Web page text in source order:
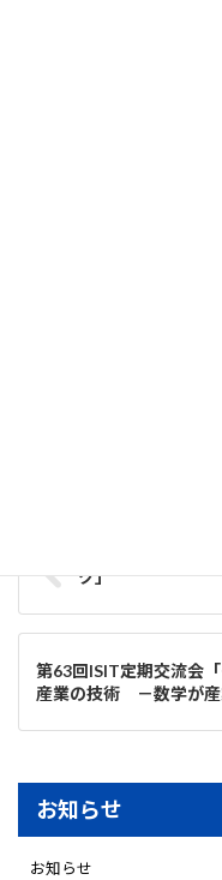
ク」
第63回ISIT定期交流会
産業の技術 －数学が産
お知らせ
お知らせ